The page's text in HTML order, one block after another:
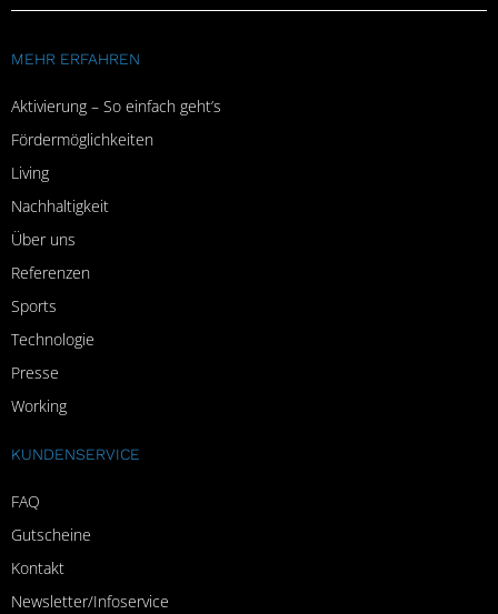
MEHR ERFAHREN
Aktivierung – So einfach geht’s
Fördermöglichkeiten
Living
Nachhaltigkeit
Über uns
Referenzen
Sports
Technologie
Presse
Working
KUNDENSERVICE
FAQ
Gutscheine
Kontakt
Newsletter/Infoservice